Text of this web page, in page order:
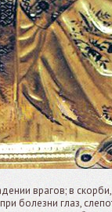
врагов; в скорби,
болезни глаз,